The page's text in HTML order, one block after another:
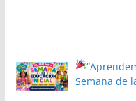
Semana de